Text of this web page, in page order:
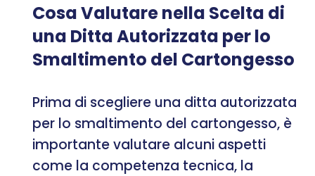
Cosa Valutare nella Scelta di
una Ditta Autorizzata per lo
Smaltimento del Cartongesso
Prima di scegliere una ditta autorizzata
per lo smaltimento del cartongesso, è
importante valutare alcuni aspetti
come la competenza tecnica, la